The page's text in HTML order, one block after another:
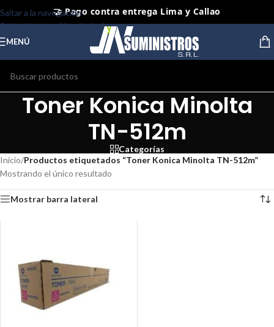
Saltar a la navegación
Saltar al contenido principal
🤝 Pago contra entrega Lima y Callao
⭐ Productos Originales y Nuevos
MENÚ
Toner Konica Minolta
TN-512m
Categorías
Inicio/Productos etiquetados “Toner Konica Minolta TN-512m”
Mostrando el único resultado
Mostrar barra lateral